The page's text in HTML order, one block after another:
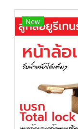
New